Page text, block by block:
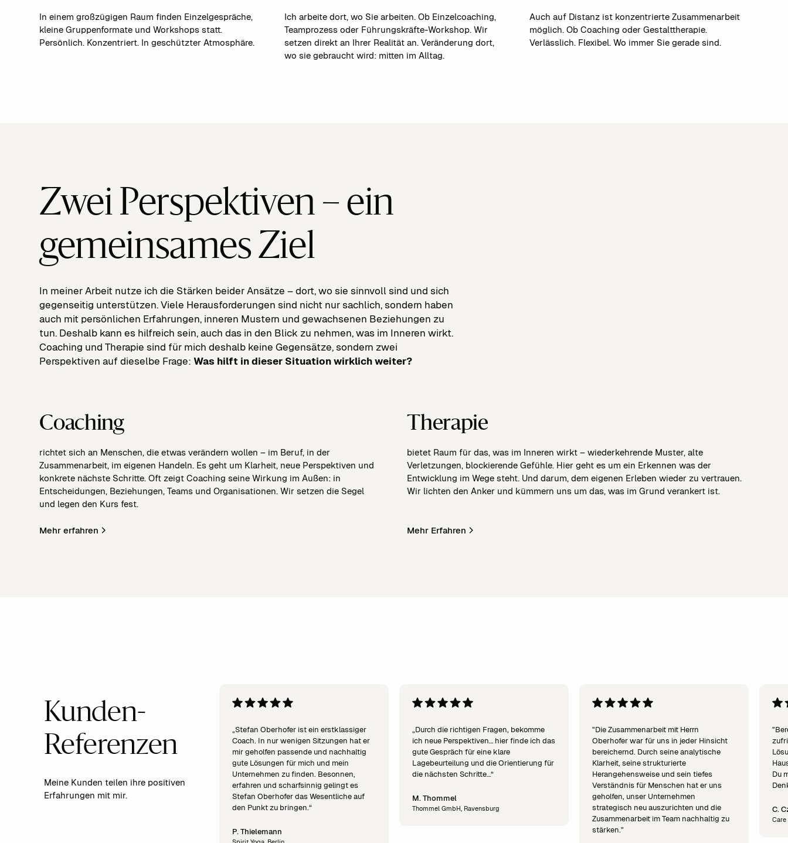
In einem großzügigen Raum finden Einzelgespräche,
kleine Gruppenformate und Workshops statt.
Persönlich. Konzentriert. In geschützter Atmosphäre.
Ich arbeite dort, wo Sie arbeiten. Ob Einzelcoaching,
Teamprozess oder Führungskräfte-Workshop. Wir
setzen direkt an Ihrer Realität an. Veränderung dort,
wo sie gebraucht wird: mitten im Alltag.
Auch auf Distanz ist konzentrierte Zusammenarbeit
möglich. Ob Coaching oder Gestalttherapie.
Verlässlich. Flexibel. Wo immer Sie gerade sind.
Zwei Perspektiven – ein
gemeinsames Ziel
In meiner Arbeit nutze ich die Stärken beider Ansätze – dort, wo sie sinnvoll sind und sich
gegenseitig unterstützen. Viele Herausforderungen sind nicht nur sachlich, sondern haben
auch mit persönlichen Erfahrungen, inneren Mustern und gewachsenen Beziehungen zu
tun. Deshalb kann es hilfreich sein, auch das in den Blick zu nehmen, was im Inneren wirkt.
Coaching und Therapie sind für mich deshalb keine Gegensätze, sondern zwei
Perspektiven auf dieselbe Frage:Was hilft in dieser Situation wirklich weiter?
Coaching
richtet sich an Menschen, die etwas verändern wollen – im Beruf, in der
Zusammenarbeit, im eigenen Handeln. Es geht um Klarheit, neue Perspektiven und
konkrete nächste Schritte. Oft zeigt Coaching seine Wirkung im Außen: in
Entscheidungen, Beziehungen, Teams und Organisationen. Wir setzen die Segel
und legen den Kurs fest.
Mehr erfahren
Therapie
bietet Raum für das, was im Inneren wirkt – wiederkehrende Muster, alte
Verletzungen, blockierende Gefühle. Hier geht es um ein Erkennen was der
Entwicklung im Wege steht. Und darum, dem eigenen Erleben wieder zu vertrauen.
Wir lichten den Anker und kümmern uns um das, was im Grund verankert ist.
Mehr Erfahren
Kunden-
Referenzen
Meine Kunden teilen ihre positiven
Erfahrungen mit mir.
„Stefan Oberhofer ist ein erstklassiger
Coach. In nur wenigen Sitzungen hat er
mir geholfen passende und nachhaltig
gute Lösungen für mich und mein
Unternehmen zu finden. Besonnen,
erfahren und scharfsinnig gelingt es
Stefan Oberhofer das Wesentliche auf
den Punkt zu bringen.“
P. Thielemann
„Durch die richtigen Fragen, bekomme
ich neue Perspektiven… hier finde ich das
gute Gespräch für eine klare
Lagebeurteilung und die Orientierung für
die nächsten Schritte…“
M. Thommel
Thommel GmbH, Ravensburg
"Die Zusammenarbeit mit Herrn
Oberhofer war für uns in jeder Hinsicht
bereichernd. Durch seine analytische
Klarheit, seine strukturierte
Herangehensweise und sein tiefes
Verständnis für Menschen hat er uns
geholfen, unser Unternehmen
strategisch neu auszurichten und die
Zusammenarbeit im Team nachhaltig zu
stärken."
Du
C.
Care